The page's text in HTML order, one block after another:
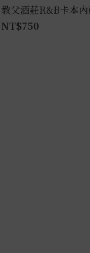
教父酒莊R&B卡本
NT$750